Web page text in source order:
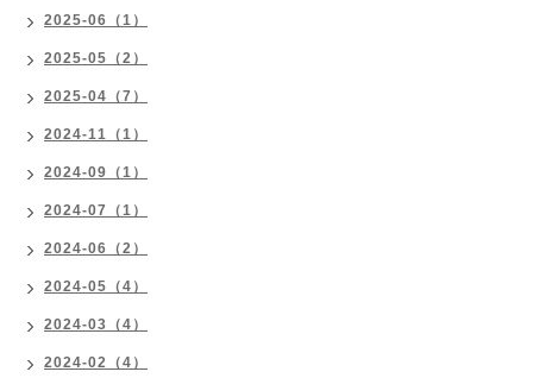
2025-06（1）
2025-05（2）
2025-04（7）
2024-11（1）
2024-09（1）
2024-07（1）
2024-06（2）
2024-05（4）
2024-03（4）
2024-02（4）